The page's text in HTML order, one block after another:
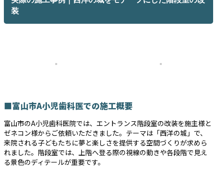
装
■富山市A小児歯科医での施工概要
富山市のA小児歯科医院では、エントランス階段室の改装を施主様と
ゼネコン様からご依頼いただきました。テーマは「西洋の城」で、
来院される子どもたちに夢と楽しさを提供する空間づくりが求めら
れました。階段室では、上階へ登る際の視線の動きや各段階で見え
る景色のディテールが重要です。